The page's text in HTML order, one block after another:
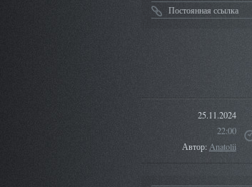
Постоянная ссылка
25.11.2024
22:00
Автор:Anatolii